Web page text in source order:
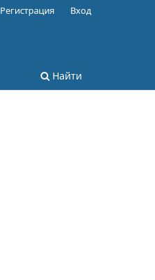
Найти
Регистрация Вход